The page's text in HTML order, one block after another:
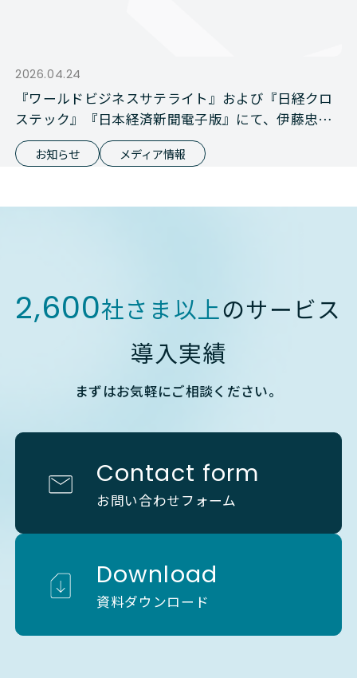
2026.04.24
『ワールドビジネスサテライト』および『日経クロ
ステック』『日本経済新聞電子版』にて、伊藤忠商
事との資本業務提携が報じられました
お知らせ メディア情報
2,600社さま以上のサービス
導入実績
まずはお気軽にご相談ください。
Contact form
お問い合わせフォーム
Download
資料ダウンロード